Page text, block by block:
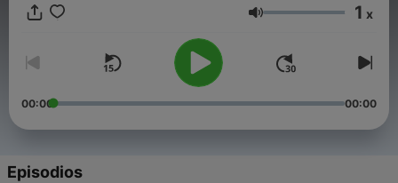
Volumen 1 x
00:00 00:00
Episodios